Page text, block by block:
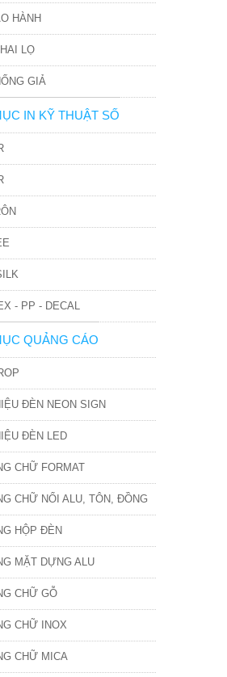
HÀNH
LỌ
GIẢ
IN KỸ THUẬT SỐ
- PP - DECAL
QUẢNG CÁO
ĐÈN NEON SIGN
ĐÈN LED
CHỮ FORMAT
CHỮ NỔI ALU, TÔN, ĐỒNG
HỘP ĐÈN
MẶT DỰNG ALU
CHỮ GỖ
CHỮ INOX
CHỮ MICA